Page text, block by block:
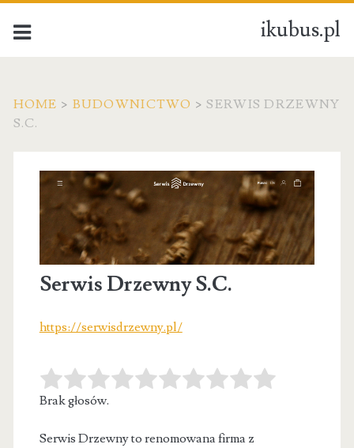
ikubus.pl
HOME > BUDOWNICTWO >SERWIS DRZEWNY
S.C.
Serwis Drzewny S.C.
https://serwisdrzewny.pl/
Brak głosów.
Serwis Drzewny to renomowana firma z